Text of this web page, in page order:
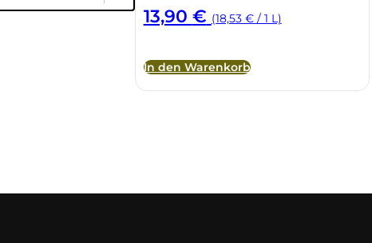
13,90 € (18,53 € / 1 L)
In den Warenkorb